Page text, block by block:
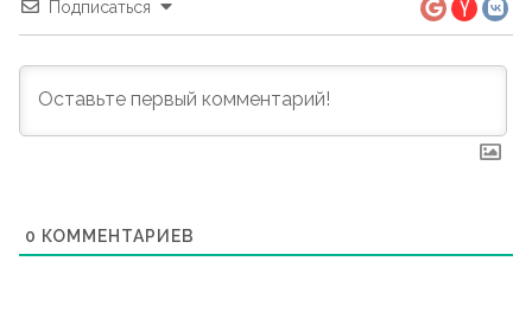
Подписаться
0 КОММЕНТАРИЕВ